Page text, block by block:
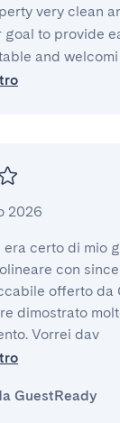
very clean
goal to provide
and welcomi
2026
era certo di mio
con
offerto da
dimostrato
Vorrei dav
GuestReady